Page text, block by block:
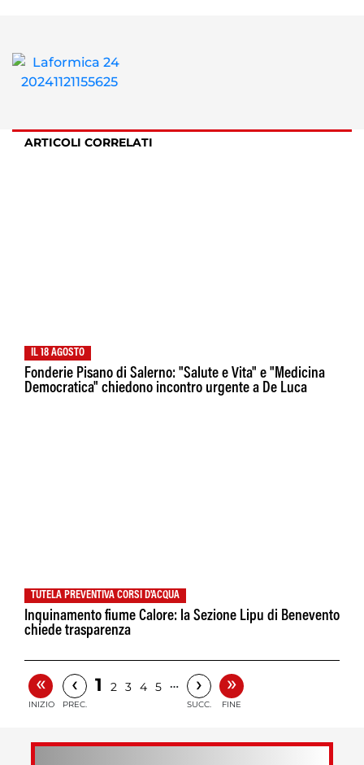
ARTICOLI CORRELATI
IL 18 AGOSTO
Fonderie Pisano di Salerno: "Salute e Vita" e "Medicina
Democratica" chiedono incontro urgente a De Luca
TUTELA PREVENTIVA CORSI D'ACQUA
Inquinamento fiume Calore: la Sezione Lipu di Benevento
chiede trasparenza
«
INIZIO
‹
PREC.
1 2 3 4 5 … ›
SUCC.
»
FINE